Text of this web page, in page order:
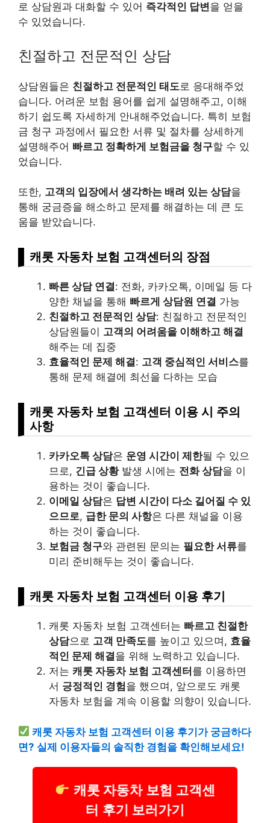
로 상담원과 대화할 수 있어 즉각적인 답변을 얻을
수 있었습니다.
친절하고 전문적인 상담
상담원들은 친절하고 전문적인 태도 로 응대해주었
습니다. 어려운 보험 용어를 쉽게 설명해주고, 이해
하기 쉽도록 자세하게 안내해주었습니다. 특히 보험
금 청구 과정에서 필요한 서류 및 절차를 상세하게
설명해주어 빠르고 정확하게 보험금을 청구할 수 있
었습니다.
또한, 고객의 입장에서 생각하는 배려 있는 상담을
통해 궁금증을 해소하고 문제를 해결하는 데 큰 도
움을 받았습니다.
캐롯 자동차 보험 고객센터의 장점
빠른 상담 연결: 전화, 카카오톡, 이메일 등 다
양한 채널을 통해 빠르게 상담원 연결 가능
친절하고 전문적인 상담: 친절하고 전문적인
상담원들이 고객의 어려움을 이해하고 해결
해주는 데 집중
효율적인 문제 해결: 고객 중심적인 서비스를
통해 문제 해결에 최선을 다하는 모습
캐롯 자동차 보험 고객센터 이용 시 주의
사항
카카오톡 상담은 운영 시간이 제한될 수 있으
므로, 긴급 상황발생 시에는 전화 상담을 이
용하는 것이 좋습니다.
이메일 상담은 답변 시간이 다소 길어질 수 있
으므로, 급한 문의 사항은 다른 채널을 이용
하는 것이 좋습니다.
보험금 청구와 관련된 문의는 필요한 서류를
미리 준비해두는 것이 좋습니다.
캐롯 자동차 보험 고객센터 이용 후기
캐롯 자동차 보험 고객센터는 빠르고 친절한
상담으로 고객 만족도를 높이고 있으며, 효율
적인 문제 해결을 위해 노력하고 있습니다.
저는 캐롯 자동차 보험 고객센터 를 이용하면
서 긍정적인 경험을 했으며, 앞으로도 캐롯
자동차 보험을 계속 이용할 의향이 있습니다.
캐롯 자동차 보험 고객센터 이용 후기가 궁금하다
면? 실제 이용자들의 솔직한 경험을 확인해보세요!
캐롯 자동차 보험 고객센
터 후기 보러가기